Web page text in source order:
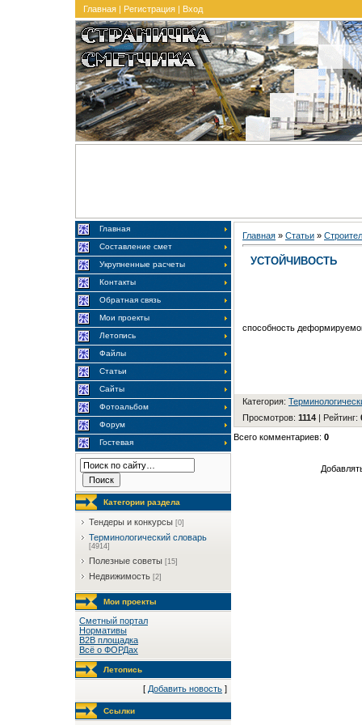
Главная | Регистрация | Вход
Главная
Составление смет
Укрупненные расчеты
Контакты
Обратная связь
Мои проекты
Летопись
Файлы
Статьи
Сайты
Фотоальбом
Форум
Гостевая
Категории раздела
Тендеры и конкурсы [0]
Терминологический словарь
[4914]
Полезные советы [15]
Недвижимость [2]
Мои проекты
Сметный портал
Нормативы
B2B площадка
Всё о ФОРДах
Летопись
[ Добавить новость ]
Ссылки
Главная » Статьи »
УСТОЙЧИВОСТЬ
способность
Категория:
Просмотров: 1114 | Рейтинг:
Всего комментариев: 0